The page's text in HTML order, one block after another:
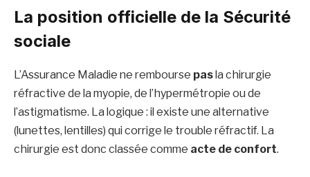
La position officielle de la Sécurité
sociale
L’Assurance Maladie ne rembourse pasla chirurgie
réfractive de la myopie, de l’hypermétropie ou de
l’astigmatisme. La logique : il existe une alternative
(lunettes, lentilles) qui corrige le trouble réfractif. La
chirurgie est donc classée comme acte de confort.